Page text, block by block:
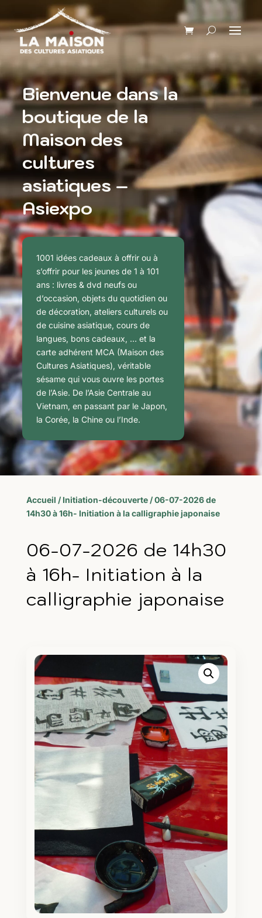
Bienvenue dans la
boutique de la
Maison des
cultures
asiatiques –
Asiexpo
1001 idées cadeaux à offrir ou à
s’offrir pour les jeunes de 1 à 101
ans : livres & dvd neufs ou
d’occasion, objets du quotidien ou
de décoration, ateliers culturels ou
de cuisine asiatique, cours de
langues, bons cadeaux, … et la
carte adhérent MCA (Maison des
Cultures Asiatiques), véritable
sésame qui vous ouvre les portes
de l’Asie. De l’Asie Centrale au
Vietnam, en passant par le Japon,
la Corée, la Chine ou l’Inde.
Accueil / Initiation-découverte/ 06-07-2026 de
14h30 à 16h- Initiation à la calligraphie japonaise
06-07-2026 de 14h30
à 16h- Initiation à la
calligraphie japonaise